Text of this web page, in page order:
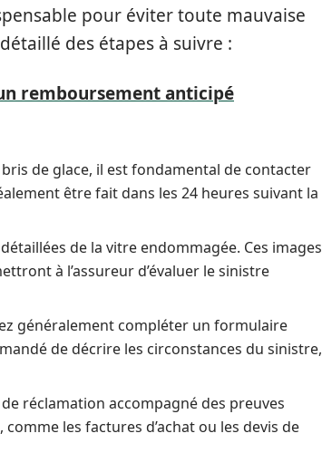
pour éviter toute mauvaise
des étapes à suivre :
remboursement anticipé
de glace, il est fondamental de contacter
être fait dans les 24 heures suivant la
de la vitre endommagée. Ces images
à l’assureur d’évaluer le sinistre
généralement compléter un formulaire
de décrire les circonstances du sinistre,
réclamation accompagné des preuves
les factures d’achat ou les devis de